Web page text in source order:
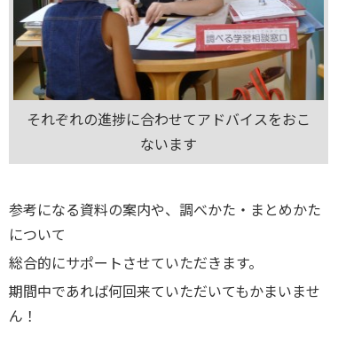
それぞれの進捗に合わせてアドバイスをおこ
ないます
参考になる資料の案内や、調べかた・まとめかた
について
総合的にサポートさせていただきます。
期間中であれば何回来ていただいてもかまいませ
ん！